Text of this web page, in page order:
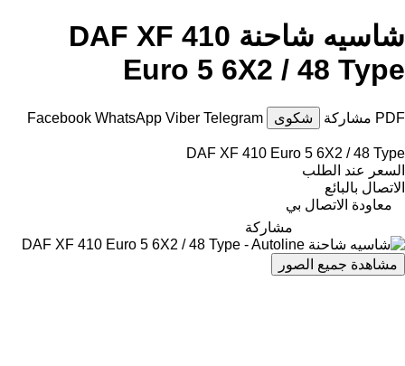
شاسيه شاحنة DAF XF 410
Euro 5 6X2 / 48 Type
PDF مشاركة شكوى Facebook WhatsApp Viber Telegram
DAF XF 410 Euro 5 6X2 / 48 Type
السعر عند الطلب
الاتصال بالبائع
معاودة الاتصال بي
مشاركة
مشاهدة جميع الصور